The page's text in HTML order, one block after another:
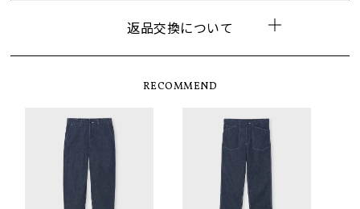
返品交換について
RECOMMEND